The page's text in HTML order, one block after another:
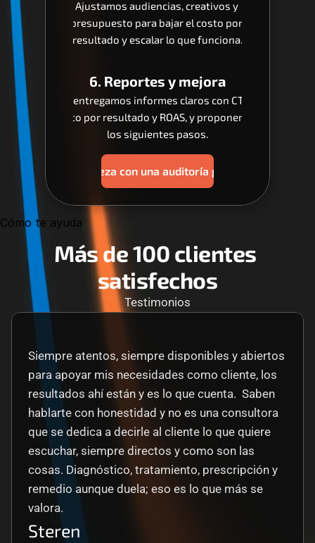
Ajustamos audiencias, creativos y
presupuesto para bajar el costo por
resultado y escalar lo que funciona.
6. Reportes y mejora
Te entregamos informes claros con CTR,
costo por resultado y ROAS, y proponemos
los siguientes pasos.
Empieza con una auditoría gratis
Más de 100 clientes
satisfechos
Testimonios
Siempre atentos, siempre disponibles y abiertos
para apoyar mis necesidades como cliente, los
resultados ahí están y es lo que cuenta.  Saben
hablarte con honestidad y no es una consultora
que se dedica a decirle al cliente lo que quiere
escuchar, siempre directos y como son las
cosas. Diagnóstico, tratamiento, prescripción y
remedio aunque duela; eso es lo que más se
valora.
Steren
Cómo te ayuda